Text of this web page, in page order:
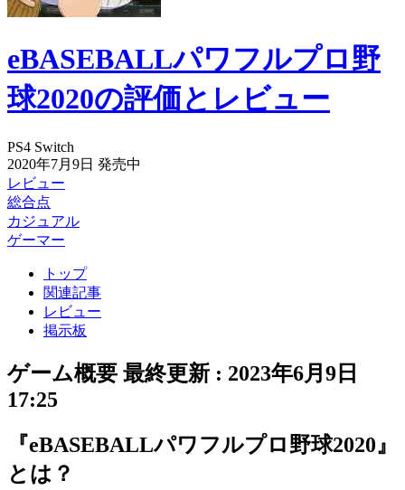
eBASEBALLパワフルプロ野
球2020の評価とレビュー
PS4 Switch
2020年7月9日 発売中
レビュー
総合点
カジュアル
ゲーマー
トップ
関連記事
レビュー
掲示板
ゲーム概要 最終更新 : 2023年6月9日
17:25
『eBASEBALLパワフルプロ野球2020』
とは？